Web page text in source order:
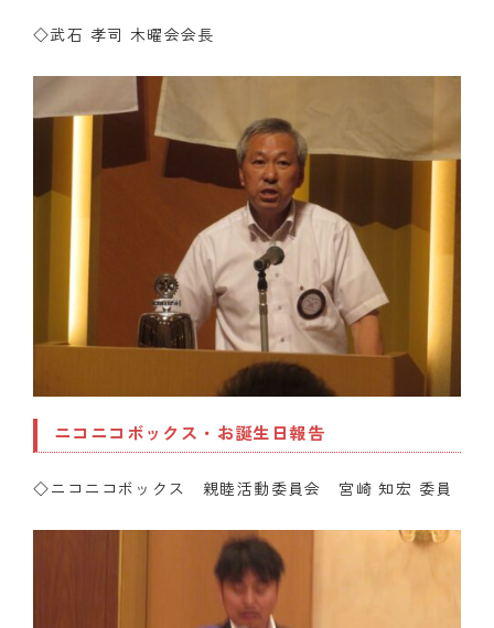
◇武石 孝司 木曜会会長
ニコニコボックス・お誕生日報告
◇ニコニコボックス 親睦活動委員会 宮崎 知宏 委員